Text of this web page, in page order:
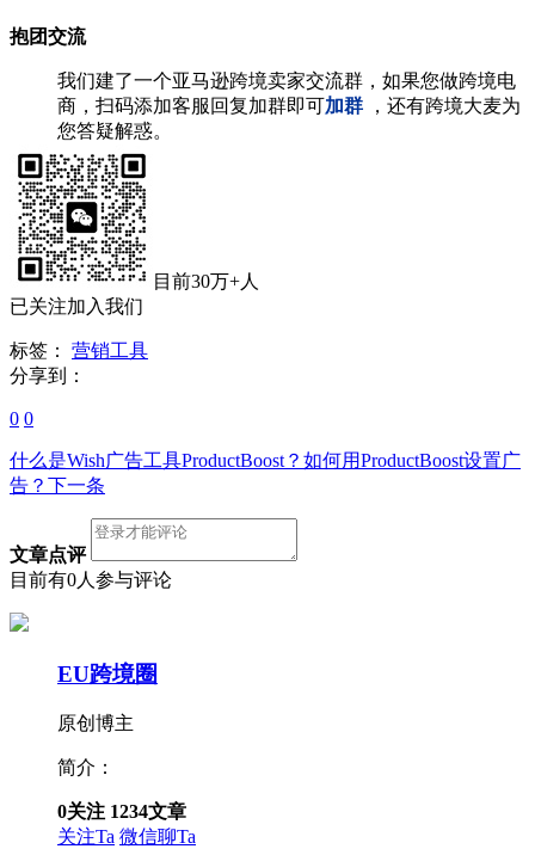
抱团交流
我们建了一个亚马逊跨境卖家交流群，如果您做跨境电
商，扫码添加客服回复加群即可加群
，还有跨境大麦为
您答疑解惑。
目前30万+人
已关注加入我们
标签：
营销工具
分享到：
0 0
什么是Wish广告工具ProductBoost？如何用ProductBoost设置广
告？ 下一条
文章点评
目前有0人参与评论
EU跨境圈
原创博主
简介：
0关注 1234文章
关注Ta 微信聊Ta